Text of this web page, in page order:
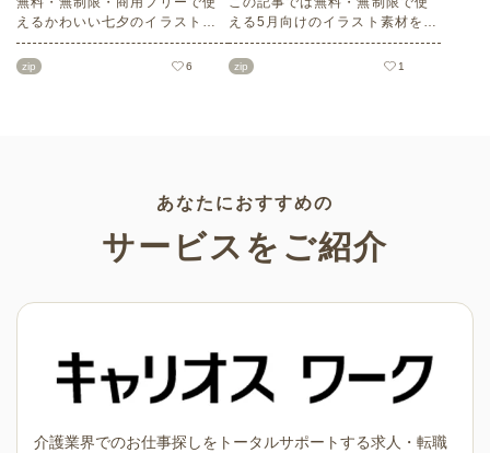
えるかわいい七夕のイラスト素
材をご紹介します。短冊の印刷
用テンプレート、飾り文字、使
zip 6
える5月向けのイラスト素材を多
数ご紹介します。商用フリーの
可愛くておしゃれなイラスト素
さい！
zip 1
あなたにおすすめの
サービスをご紹介
介護業界でのお仕事探しをトータルサポートする求人・転職